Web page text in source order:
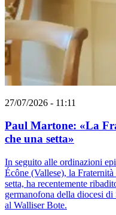
27/07/2026 - 11:11
Paul Martone: «La
che una setta»
In seguito alle ordinazioni
Écône (Vallese), la
setta, ha recentemente
germanofona della diocesi
al Walliser Bote.